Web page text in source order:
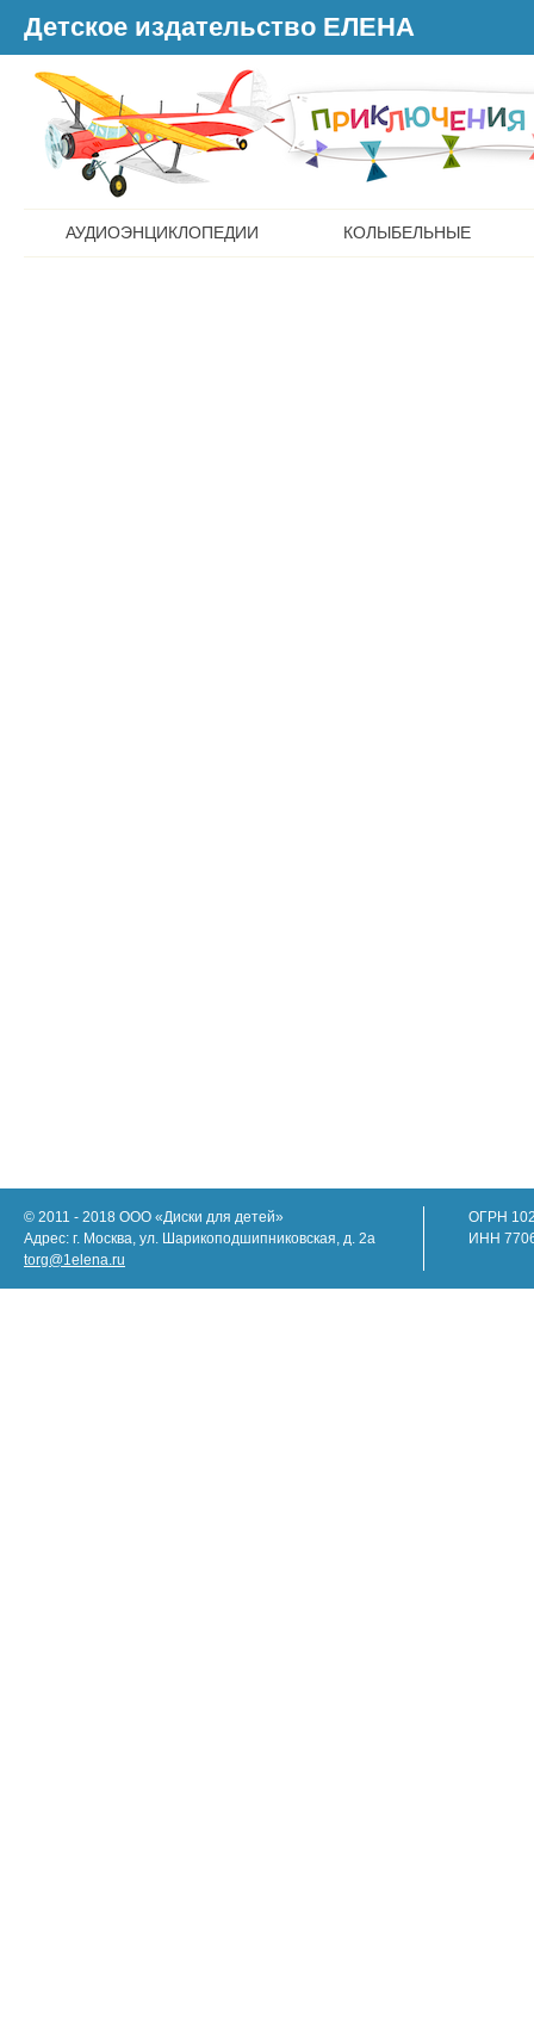
Детское издательство ЕЛЕНА
АУДИОЭНЦИКЛОПЕДИИ КОЛЫБЕЛЬНЫЕ
© 2011 - 2018 ООО «Диски для детей»
Адрес: г. Москва, ул. Шарикоподшипниковская, д. 2а
torg@1elena.ru
ОГРН
ИНН